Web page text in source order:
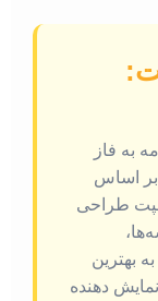
به فاز
بر اساس
طراحی
بهترین
دهنده